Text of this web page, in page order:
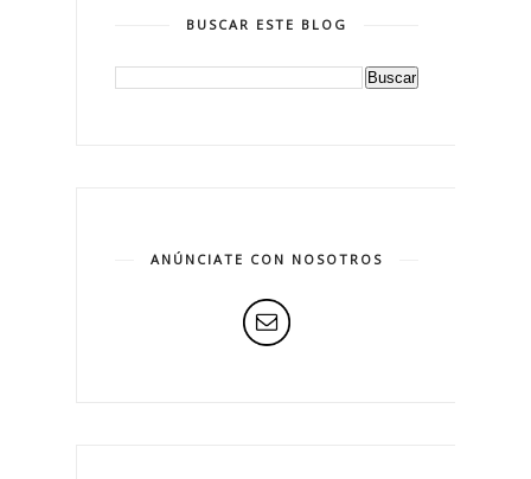
BUSCAR ESTE BLOG
ANÚNCIATE CON NOSOTROS